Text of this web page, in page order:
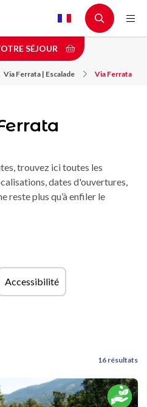
SÉJOUR
Via Ferrata | Escalade Via Ferrata
trouvez ici toutes les
dates d'ouvertures,
reste plus qu’à enfiler le
Accessibilité
16 résultats